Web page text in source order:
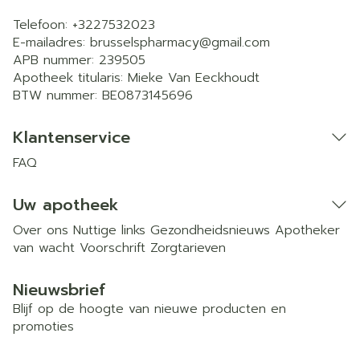
Telefoon: +3227532023
E-mailadres: brusselspharmacy@gmail.com
APB nummer: 239505
Apotheek titularis: Mieke Van Eeckhoudt
BTW nummer: BE0873145696
Klantenservice
FAQ
Uw apotheek
Over ons Nuttige links Gezondheidsnieuws Apotheker
van wacht Voorschrift Zorgtarieven
Nieuwsbrief
Blijf op de hoogte van nieuwe producten en
promoties